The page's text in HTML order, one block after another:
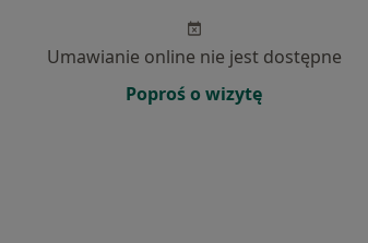
Umawianie online nie jest dostępne
Poproś o wizytę